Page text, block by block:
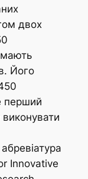
двох
Його
перший
Innovative